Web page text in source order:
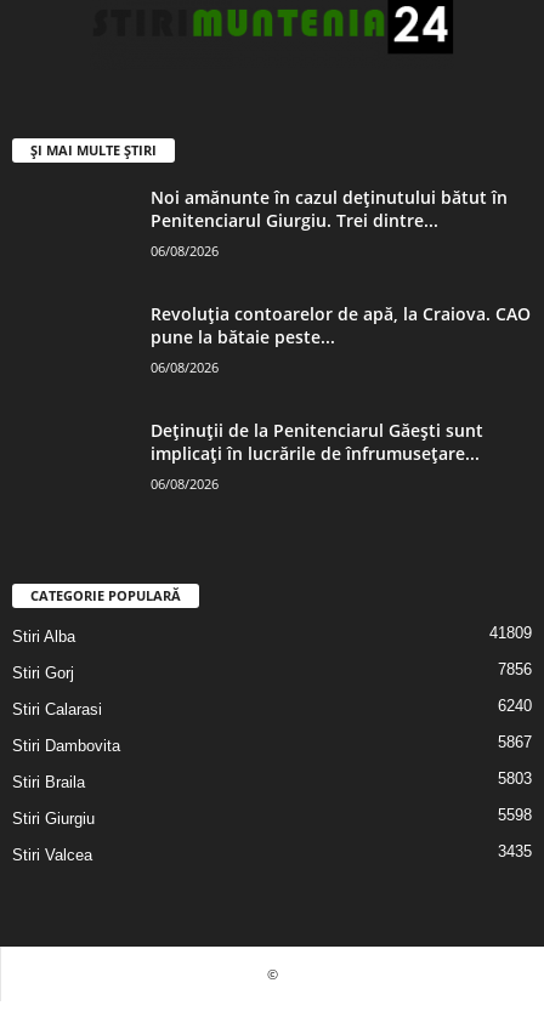
ȘI MAI MULTE ȘTIRI
Noi amănunte în cazul deținutului bătut în
Penitenciarul Giurgiu. Trei dintre...
06/08/2026
Revoluția contoarelor de apă, la Craiova. CAO
pune la bătaie peste...
06/08/2026
Deținuții de la Penitenciarul Găești sunt
implicați în lucrările de înfrumusețare...
06/08/2026
CATEGORIE POPULARĂ
Stiri Alba 41809
Stiri Gorj 7856
Stiri Calarasi 6240
Stiri Dambovita 5867
Stiri Braila 5803
Stiri Giurgiu 5598
Stiri Valcea 3435
©